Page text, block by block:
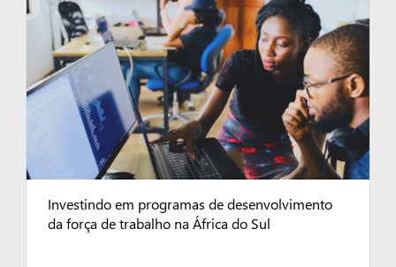
Investindo em programas de desenvolvimento
da força de trabalho na África do Sul